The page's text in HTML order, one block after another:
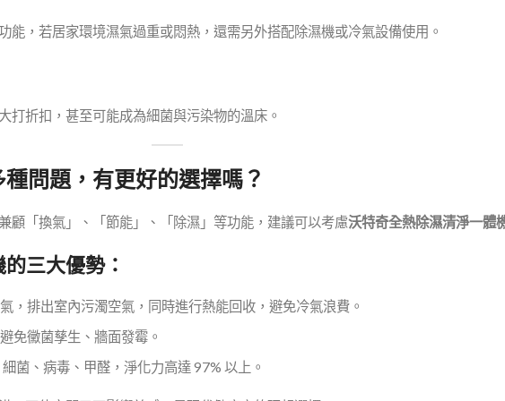
能，若居家環境濕氣過重或悶熱，還需另外搭配除濕機或冷氣設備使用。
打折扣，甚至可能成為細菌與污染物的溫床。
問題，有更好的選擇嗎？
顧「換氣」、「節能」、「除濕」等功能，建議可以考慮沃特奇全熱除濕清淨一體
三大優勢：
，排出室內污濁空氣，同時進行熱能回收，避免冷氣浪費。
免黴菌孳生、牆面發霉。
菌、病毒、甲醛，淨化力高達 97% 以上。